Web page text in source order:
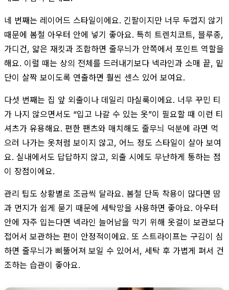
네 번째는 레이어드 스타일이에요. 긴팔이지만 너무 두껍지 않기
때문에 봄철 아우터 안에 넣기 좋아요. 특히 트렌치코트, 블루종,
가디건, 얇은 재킷과 조합하면 줄무늬가 안쪽에서 포인트 역할을
해요. 이럴 때는 상의 전체를 드러내기보다 넥라인과 소매 끝, 밑
단이 살짝 보이도록 연출하면 훨씬 센스 있어 보여요.
다섯 번째는 집 앞 외출이나 데일리 마실룩이에요. 너무 꾸민 티
가 나지 않으면서도 “입고 나갈 수 있는 옷”이 필요할 때 이런 티
셔츠가 유용해요. 편한 팬츠와 매치해도 줄무늬 덕분에 라면 먹
으러 나가는 옷처럼 보이지 않고, 어느 정도 스타일이 살아 보여
요. 실내에서도 답답하지 않고, 외출 시에도 무난하게 통하는 점
이 장점이에요.
관리 팁도 상황별로 조금씩 달라요. 봄철 단독 착용이 많다면 땀
과 먼지가 쉽게 묻기 때문에 세탁망을 사용하면 좋아요. 아우터
안에 자주 입는다면 넥라인 늘어남을 막기 위해 옷걸이 보관보다
접어서 보관하는 편이 안정적이에요. 또 스트라이프는 구김이 심
하면 줄무늬가 삐뚤어져 보일 수 있어서, 세탁 후 가볍게 펴서 건
조하는 습관이 좋아요.